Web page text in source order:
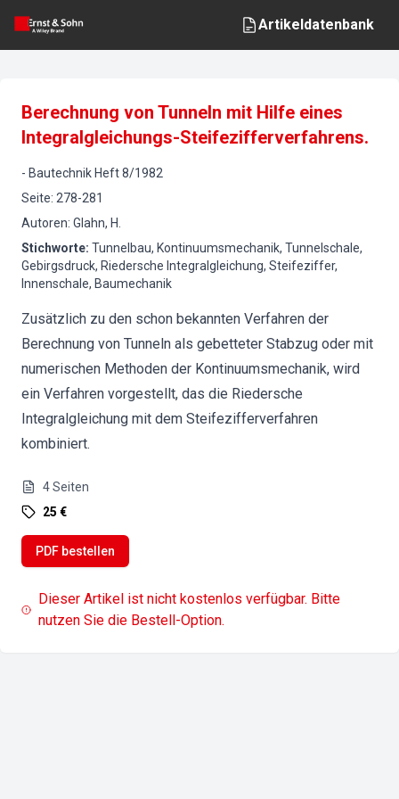
Artikeldatenbank
Berechnung von Tunneln mit Hilfe eines
Integralgleichungs-Steifezifferverfahrens.
- Bautechnik Heft8/1982
Seite: 278-281
Autoren: Glahn, H.
Stichworte: Tunnelbau, Kontinuumsmechanik, Tunnelschale,
Gebirgsdruck, Riedersche Integralgleichung, Steifeziffer,
Innenschale, Baumechanik
Zusätzlich zu den schon bekannten Verfahren der
Berechnung von Tunneln als gebetteter Stabzug oder mit
numerischen Methoden der Kontinuumsmechanik, wird
ein Verfahren vorgestellt, das die Riedersche
Integralgleichung mit dem Steifezifferverfahren
kombiniert.
4Seiten
25 €
PDF bestellen
Dieser Artikel ist nicht kostenlos verfügbar. Bitte
nutzen Sie die Bestell-Option.